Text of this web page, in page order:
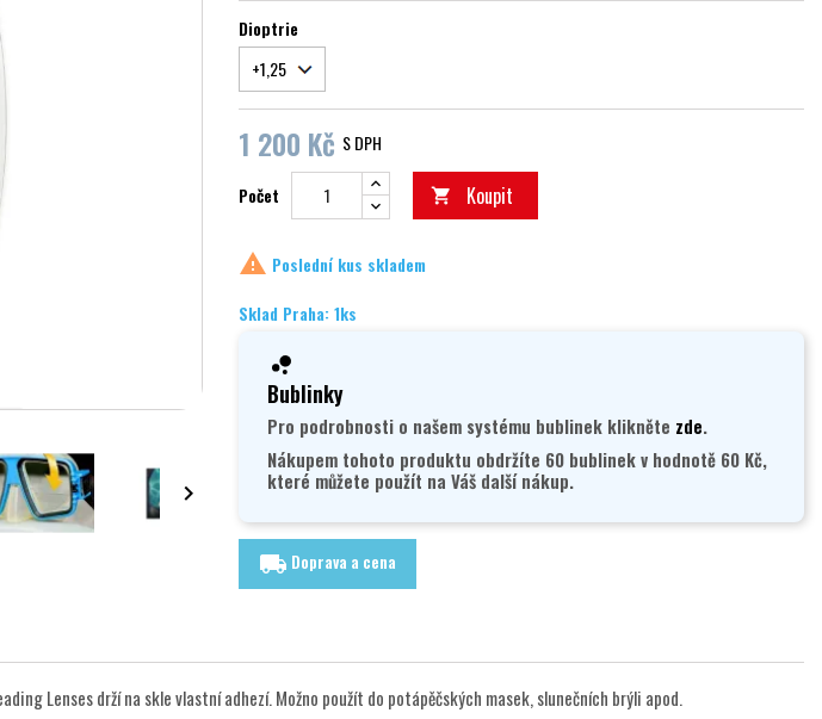

Dioptrie
1 200 Kč S DPH
Počet  Koupit
 Poslední kus skladem
Sklad Praha: 1ks
Bublinky
Pro podrobnosti o našem systému bublinek klikněte zde.
Nákupem tohoto produktu obdržíte 60 bublinek v hodnotě 60 Kč,
které můžete použít na Váš další nákup.
local_shipping Doprava a cena
Lenses drží na skle vlastní adhezí. Možno použít do potápěčských masek, slunečních brýli apod.